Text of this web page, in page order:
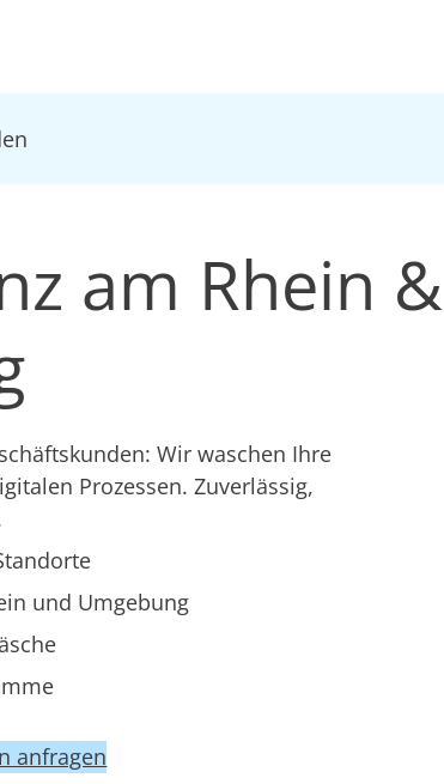
am Rhein &
Wir waschen Ihre
Prozessen. Zuverlässig,
und Umgebung
anfragen